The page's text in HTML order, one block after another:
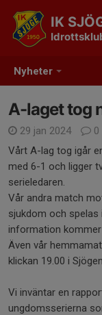
Nyheter
IK
A-laget tog
29 jan 2024
Vårt A-lag tog igår
med 6-1 och ligger
serieledaren.
Vår andra match
sjukdom och spelas
information
Även vår
klickan 19.00 i
Vi inväntar en
ungdomsserierna